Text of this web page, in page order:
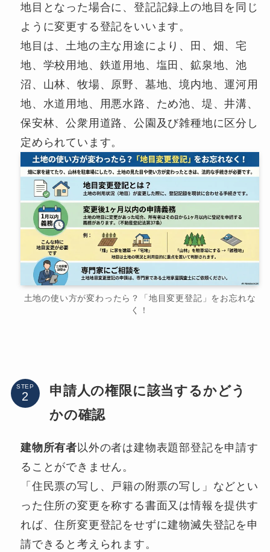
地目となった場合に、登記記録上の地目を同じ
ように変更する登記をいいます。
地目は、土地の主な用途により、田、畑、宅
地、学校用地、鉄道用地、塩田、鉱泉地、池
沼、山林、牧場、原野、墓地、境内地、運河用
地、水道用地、用悪水路、ため池、堤、井溝、
保安林、公衆用道路、公園及び雑種地に区分し
定められています。
土地の使い方が変わったら？「地目変更登記」をお忘れな
く！
STEP
申請人の権限に該当するかどう
かの確認
建物所有者 以外の者は建物表題部登記を申請す
ることができません。
「住民票の写し、戸籍の附票の写し」などとい
った住所の変更を称する書面又は情報を提供す
れば、住所変更登記をせずに建物滅失登記を申
請できると考えられます。